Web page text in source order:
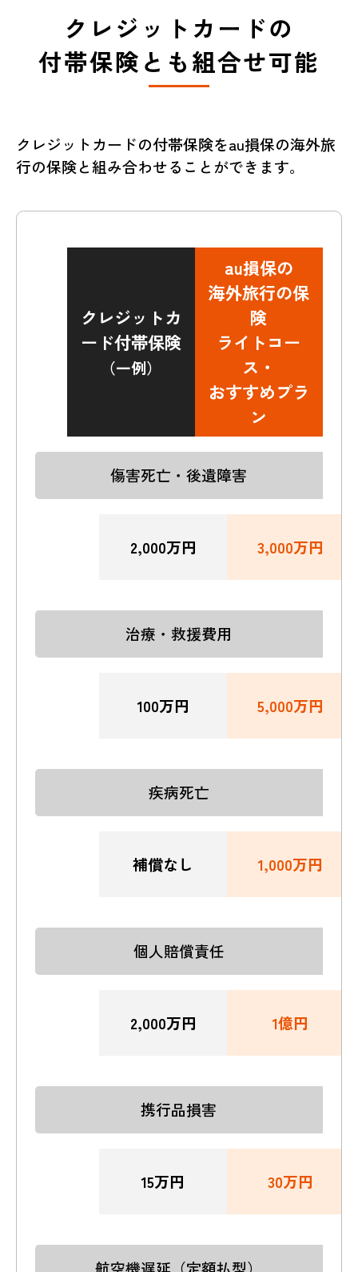
クレジットカードの
付帯保険とも組合せ可能
クレジットカードの付帯保険をau損保の海外旅
行の保険と組み合わせることができます。
クレジットカ
ード付帯保険
（一例）
au損保の
海外旅行の保
険
ライトコー
ス・
おすすめプラ
ン
傷害死亡・後遺障害
2,000万円 3,000万円
治療・救援費用
100万円 5,000万円
疾病死亡
補償なし 1,000万円
個人賠償責任
2,000万円 1億円
携行品損害
15万円 30万円